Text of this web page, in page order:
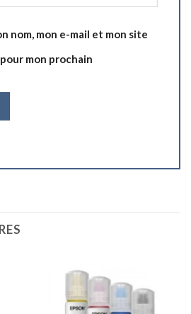
nom, mon e-mail et mon site
mon prochain